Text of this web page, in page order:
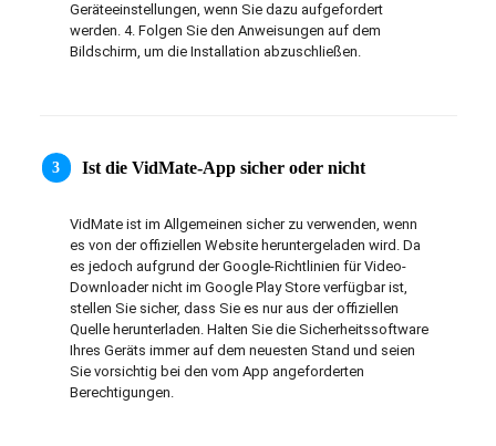
Malaysia
Việt Nam
ภาษาไทย
Geräteeinstellungen, wenn Sie dazu aufgefordert
werden. 4. Folgen Sie den Anweisungen auf dem
Bildschirm, um die Installation abzuschließen.
3 Ist die VidMate-App sicher oder nicht
VidMate ist im Allgemeinen sicher zu verwenden, wenn
es von der offiziellen Website heruntergeladen wird. Da
es jedoch aufgrund der Google-Richtlinien für Video-
Downloader nicht im Google Play Store verfügbar ist,
stellen Sie sicher, dass Sie es nur aus der offiziellen
Quelle herunterladen. Halten Sie die Sicherheitssoftware
Ihres Geräts immer auf dem neuesten Stand und seien
Sie vorsichtig bei den vom App angeforderten
Berechtigungen.